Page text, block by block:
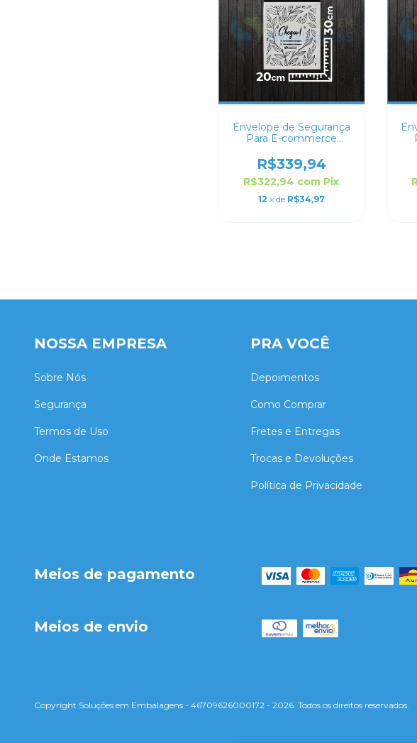
Envelope de Segurança
Para E-commerce
R$339,94
R$322,94 com Pix
12 x de R$34,97
NOSSA EMPRESA
Sobre Nós
Segurança
Termos de Uso
Onde Estamos
PRA VOCÊ
Depoimentos
Como Comprar
Fretes e Entregas
Trocas e Devoluções
Política de Privacidade
Meios de pagamento
Meios de envio
Copyright Soluções em Embalagens - 46709626000172 - 2026. Todos os direitos reservados.